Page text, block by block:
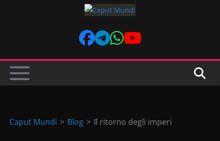
Caput Mundi > Blog > Il ritorno degli imperi